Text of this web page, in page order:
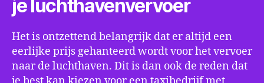
je luchthavenvervoer
Het is ontzettend belangrijk dat er altijd een
eerlijke prijs gehanteerd wordt voor het vervoer
naar de luchthaven. Dit is dan ook de reden dat